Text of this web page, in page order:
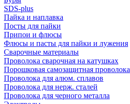
SDS-plus
Пайка и наплавка
Посты для пайки
Припои и флюсы
Флюсы и пасты для пайки и лужения
Сварочные материалы
Проволока сварочная на катушках
Порошковая самозащитная проволока
Проволока для алюм. сплавов
Проволока для нерж. сталей
Проволока для черного металла